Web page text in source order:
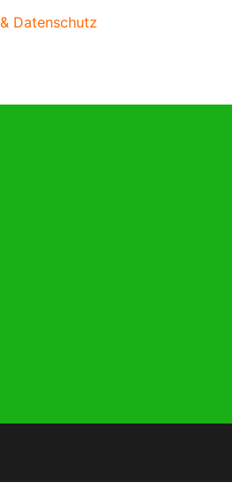
Datenschutz